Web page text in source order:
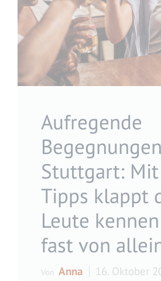
Aufregende
Stuttgart:
Tipps klappt
Leute
fast von
Von Anna 16. Oktober